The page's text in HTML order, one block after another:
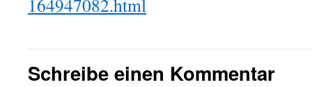
164947082.html
Schreibe einen Kommentar